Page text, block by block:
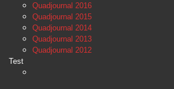
Quadjournal 2016
Quadjournal 2015
Quadjournal 2014
Quadjournal 2013
Quadjournal 2012
Test